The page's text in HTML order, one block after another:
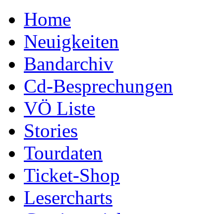
Home
Neuigkeiten
Bandarchiv
Cd-Besprechungen
VÖ Liste
Stories
Tourdaten
Ticket-Shop
Lesercharts